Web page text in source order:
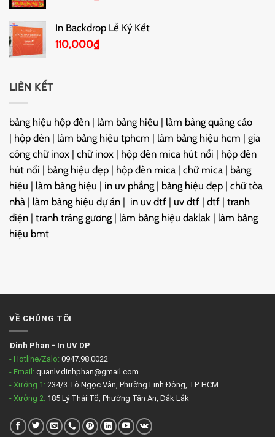
In Backdrop Lễ Ký Kết
110,000₫
LIÊN KẾT
bảng hiệu hộp đèn | làm bảng hiệu | làm bảng quảng cáo
| hộp đèn | làm bảng hiệu tphcm | làm bảng hiệu hcm | gia
công chữ inox | chữ inox | hộp đèn mica hút nổi | hộp đèn
hút nổi | bảng hiệu đẹp | hộp đèn mica | chữ mica | bảng
hiệu | làm bảng hiệu | in uv phẳng | bảng hiệu đẹp | chữ tòa
nhà | làm bảng hiệu dự án | in uv dtf | uv dtf | dtf | tranh
điện | tranh tráng gương | làm bảng hiệu daklak | làm bảng
hiệu bmt
VỀ CHÚNG TÔI
Đinh Phan - In UV DP
- Hotline/Zalo: 0947.98.0022
- Email: quanlv.dinhphan@gmail.com
- Xưởng 1: 234/3 Tô Ngọc Vân, Phường Linh Đông, TP. HCM
- Xưởng 2: 185 Lý Thái Tổ, Phường Tân An, Đắk Lắk